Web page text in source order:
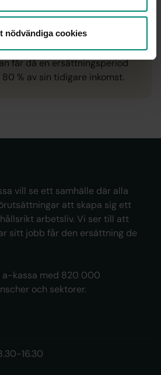
nödvändiga cookies
föräldraledig kan a-kassan
och räkna på den inkomst
får då en ersättningsperiod
% av sin tidigare inkomst.
vill se ett samhälle där alla
att skapa sig ett
arbetsliv. Vi ser till att
sitt jobb får den ersättning de
a-kassa med 820 000
och sektorer.
16.30